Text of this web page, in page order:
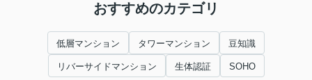
おすすめのカテゴリ
低層マンション タワーマンション 豆知識
リバーサイドマンション 生体認証 SOHO